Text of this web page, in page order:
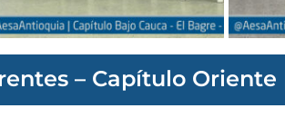
– Capítulo Oriente